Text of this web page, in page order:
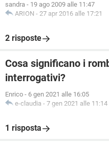
sandra - 19 ago 2009 alle 11:47
ARION - 27 apr 2016 alle 17:21
2 risposte
Cosa significano i
interrogativi?
Enrico - 6 gen 2021 alle 16:05
e-claudia - 7 gen 2021 alle 11:14
1 risposta